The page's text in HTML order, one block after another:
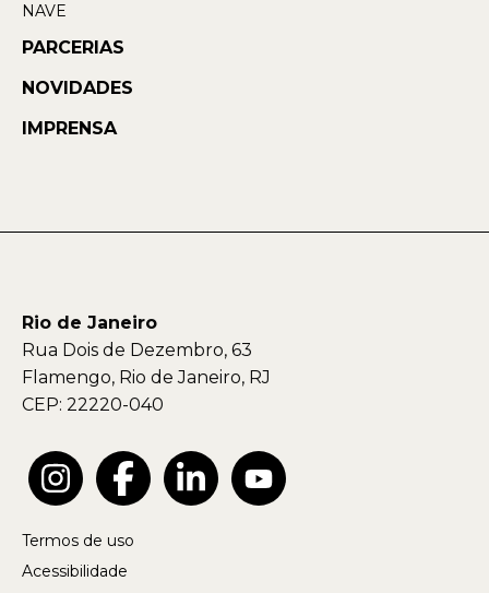
NAVE
PARCERIAS
NOVIDADES
IMPRENSA
Rio de Janeiro
Rua Dois de Dezembro, 63
Flamengo, Rio de Janeiro, RJ
CEP: 22220-040
Termos de uso
Acessibilidade